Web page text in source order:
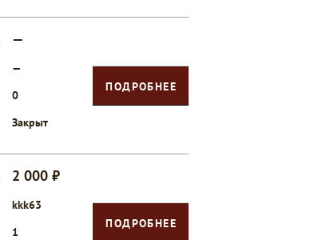
—
—
0
Закрыт
ПОДРОБНЕЕ
2 000 ₽
kkk63
1
ПОДРОБНЕЕ